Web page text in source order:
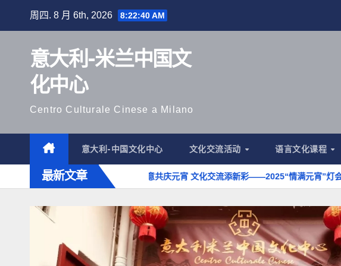
周四. 8 月 6th, 2026 8:22:41 AM
意大利-米兰中国文
化中心
Centro Culturale Cinese a Milano
意大利-中国文化中心 文化交流活动 语言文化课程
最新文章
味 文化传承庆新春 中意共庆元宵 文化交流添新彩——2025“情满元宵”灯会圆满举办